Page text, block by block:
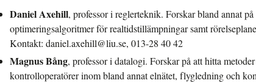
Daniel Axehill, professor i reglerteknik. Forskar bland annat
optimeringsalgoritmer för realtidstillämpningar samt
Kontakt: daniel.axehill@liu.se, 013-28 40 42
Magnus Bång, professor i datalogi. Forskar på att hitta
kontrolloperatörer inom bland annat elnätet, flygledning och